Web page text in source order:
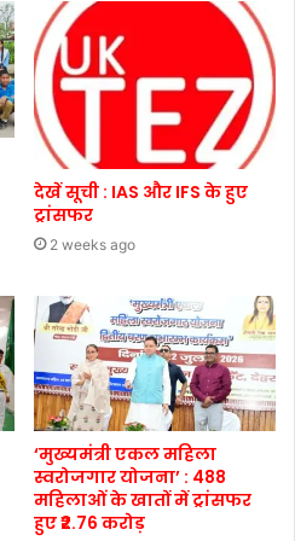
देखें सूची : IAS और IFS के हुए
ट्रांसफर
2 weeks ago
‘मुख्यमंत्री एकल महिला
स्वरोजगार योजना’ : 488
महिलाओं के खातों में ट्रांसफर
हुए ₹2.76 करोड़